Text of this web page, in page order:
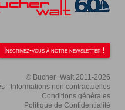
Inscrivez-vous à notre newsletter !
© Bucher+Walt 2011-2026
- Informations non contractuelles
Conditions générales
Politique de Confidentialité